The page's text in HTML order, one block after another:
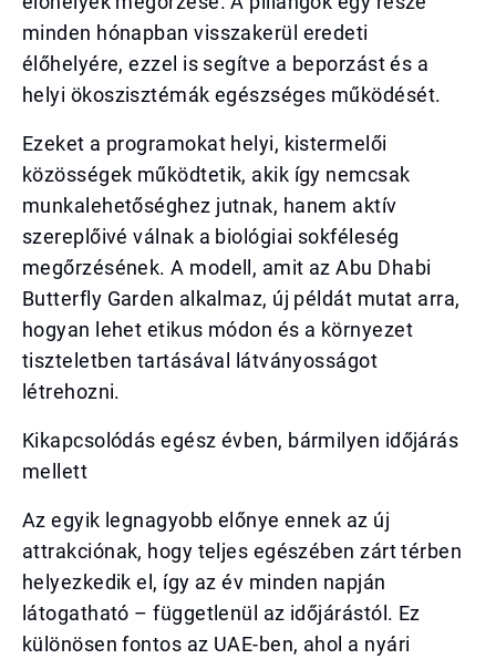
minden hónapban visszakerül eredeti
élőhelyére, ezzel is segítve a beporzást és a
helyi ökoszisztémák egészséges működését.
Ezeket a programokat helyi, kistermelői
közösségek működtetik, akik így nemcsak
munkalehetőséghez jutnak, hanem aktív
szereplőivé válnak a biológiai sokféleség
megőrzésének. A modell, amit az Abu Dhabi
Butterfly Garden alkalmaz, új példát mutat arra,
hogyan lehet etikus módon és a környezet
tiszteletben tartásával látványosságot
létrehozni.
Kikapcsolódás egész évben, bármilyen időjárás
mellett
Az egyik legnagyobb előnye ennek az új
attrakciónak, hogy teljes egészében zárt térben
helyezkedik el, így az év minden napján
látogatható – függetlenül az időjárástól. Ez
különösen fontos az UAE-ben, ahol a nyári